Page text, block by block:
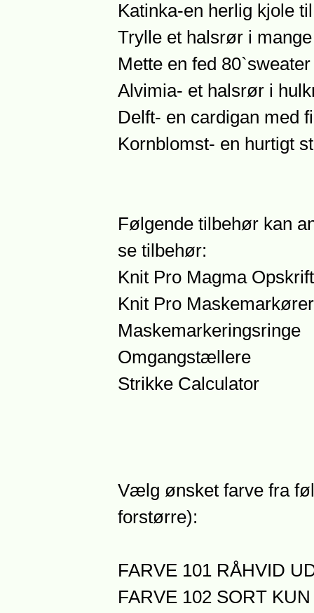
Katinka-en herlig kjole
Trylle et halsrør i
Mette en fed 80`sweater
Alvimia- et halsrør i
Delft- en cardigan med
Kornblomst- en hurtigt
Følgende tilbehør kan
se tilbehør:
Knit Pro Magma
Knit Pro Maskemarkører
Maskemarkeringsringe
Omgangstællere
Strikke Calculator
Vælg ønsket farve fra
forstørre):
FARVE 101 RÅHVID
FARVE 102 SORT